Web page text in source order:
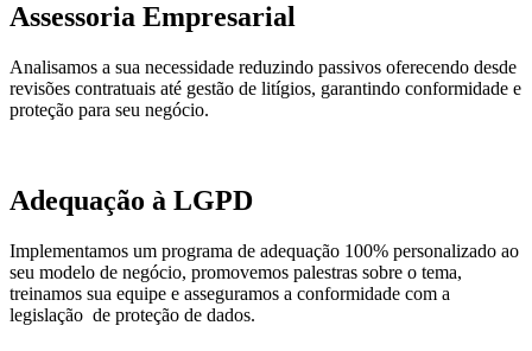
Assessoria Empresarial
Analisamos a sua necessidade reduzindo passivos oferecendo desde
revisões contratuais até gestão de litígios, garantindo conformidade e
proteção para seu negócio.
Adequação à LGPD
Implementamos um programa de adequação 100% personalizado ao
seu modelo de negócio, promovemos palestras sobre o tema,
treinamos sua equipe e asseguramos a conformidade com a
legislação de proteção de dados.